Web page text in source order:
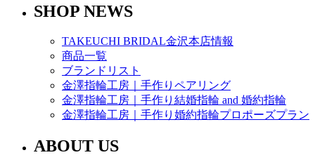
SHOP NEWS
TAKEUCHI BRIDAL金沢本店情報
商品一覧
ブランドリスト
金澤指輪工房｜手作りペアリング
金澤指輪工房｜手作り結婚指輪 and 婚約指輪
金澤指輪工房｜手作り婚約指輪プロポーズプラン
ABOUT US